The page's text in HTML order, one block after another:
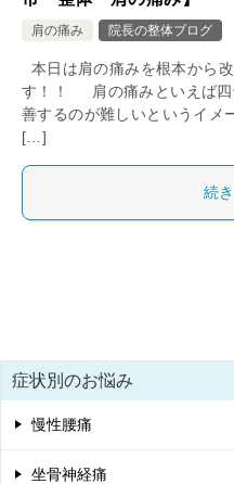
肩の痛み 院長の整体ブログ
本日は肩の痛みを根本から
す！！ 肩の痛みといえば四
善するのが難しいというイメ
[…]
続
症状別のお悩み
慢性腰痛
坐骨神経痛